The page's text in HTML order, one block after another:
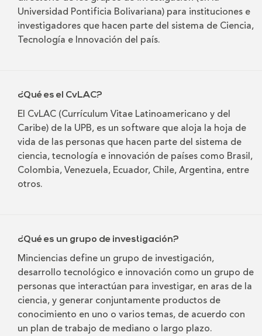
Universidad Pontificia Bolivariana) para instituciones e
investigadores que hacen parte del sistema de Ciencia,
Tecnología e Innovación del país.
¿Qué es el CvLAC?
El CvLAC (Currículum Vitae Latinoamericano y del
Caribe) de la UPB, es un software que aloja la hoja de
vida de las personas que hacen parte del sistema de
ciencia, tecnología e innovación de países como Brasil,
Colombia, Venezuela, Ecuador, Chile, Argentina, entre
otros.
¿Qué es un grupo de investigación?
Minciencias define un grupo de investigación,
desarrollo tecnológico e innovación como un grupo de
personas que interactúan para investigar, en aras de la
ciencia, y generar conjuntamente productos de
conocimiento en uno o varios temas, de acuerdo con
un plan de trabajo de mediano o largo plazo.